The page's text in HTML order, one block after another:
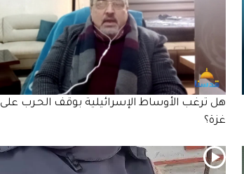
هل ترغب الأوساط الإسرائيلية بوقف الحـرب على
غزة؟